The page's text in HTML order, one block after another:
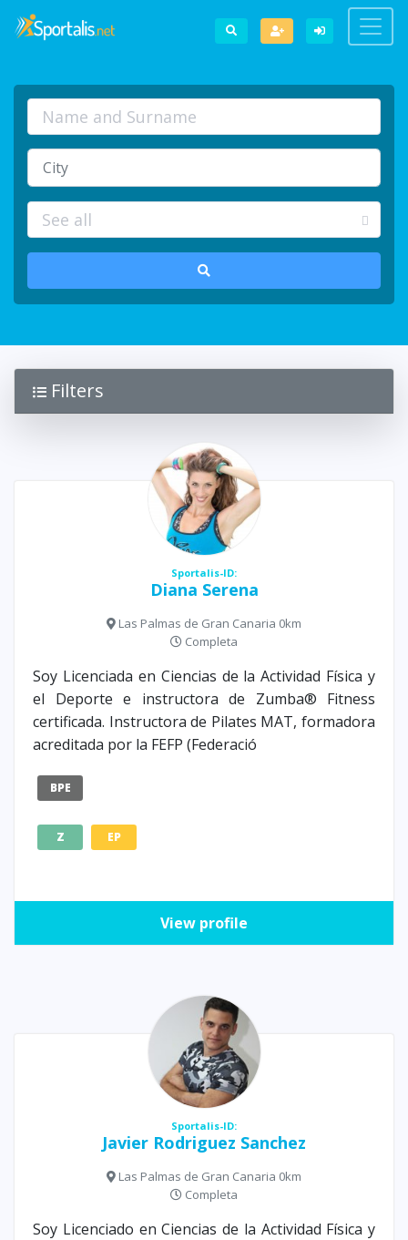
Filters
Sportalis-ID:
Diana Serena
Las Palmas de Gran Canaria 0km
Completa
Soy Licenciada en Ciencias de la Actividad Física y
el Deporte e instructora de Zumba® Fitness
certificada. Instructora de Pilates MAT, formadora
acreditada por la FEFP (Federació
BPE
Z EP
View profile
Sportalis-ID:
Javier Rodriguez Sanchez
Las Palmas de Gran Canaria 0km
Completa
Soy Licenciado en Ciencias de la Actividad Física y